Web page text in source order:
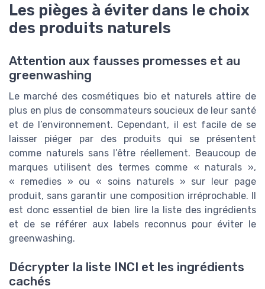
Les pièges à éviter dans le choix
des produits naturels
Attention aux fausses promesses et au
greenwashing
Le marché des cosmétiques bio et naturels attire de
plus en plus de consommateurs soucieux de leur santé
et de l’environnement. Cependant, il est facile de se
laisser piéger par des produits qui se présentent
comme naturels sans l’être réellement. Beaucoup de
marques utilisent des termes comme « naturals »,
« remedies » ou « soins naturels » sur leur page
produit, sans garantir une composition irréprochable. Il
est donc essentiel de bien lire la liste des ingrédients
et de se référer aux labels reconnus pour éviter le
greenwashing.
Décrypter la liste INCI et les ingrédients
cachés